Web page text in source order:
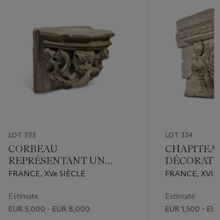
LOT 333
CORBEAU
REPRÉSENTANT UN
ÊTRE CHIMÉRIQUE
FRANCE, XVe SIÈCLE
Estimate
EUR 5,000 - EUR 8,000
LOT 334
FRANCE,
Estimate
EUR 1,500 -